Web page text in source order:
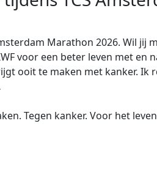
Marathon 2026. Wil jij
voor een beter leven met en
ooit te maken met kanker. Ik
Tegen kanker. Voor het